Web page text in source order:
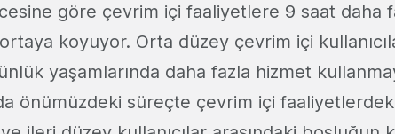
göre çevrim içi faaliyetlere 9 saat daha
ortaya koyuyor. Orta düzey çevrim içi
yaşamlarında daha fazla hizmet
önümüzdeki süreçte çevrim içi